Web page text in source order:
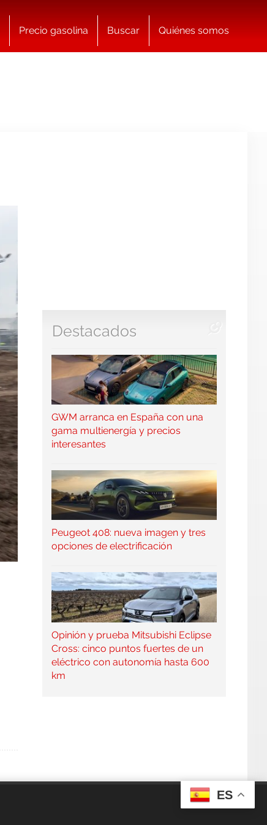
Precio gasolina Buscar Quiénes somos
Destacados
GWM arranca en España con una
gama multienergía y precios
interesantes
Peugeot 408: nueva imagen y tres
opciones de electrificación
Opinión y prueba Mitsubishi Eclipse
Cross: cinco puntos fuertes de un
eléctrico con autonomía hasta 600
km
ES